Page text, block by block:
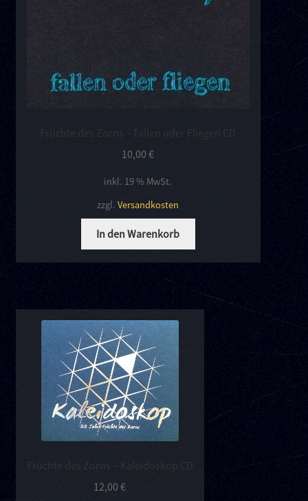
Früchte des Zorns – Fallen oder Fliegen CD
10,00€
inkl. 19 % MwSt.
zzgl.Versandkosten
In den Warenkorb
Früchte des Zorns – Kaleidoskop CD
12,00€